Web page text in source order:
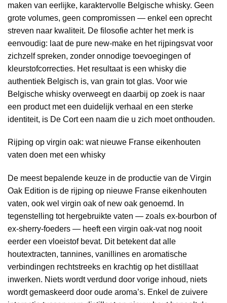
maken van eerlijke, karaktervolle Belgische whisky. Geen
grote volumes, geen compromissen — enkel een oprecht
streven naar kwaliteit. De filosofie achter het merk is
eenvoudig: laat de pure new-make en het rijpingsvat voor
zichzelf spreken, zonder onnodige toevoegingen of
kleurstofcorrecties. Het resultaat is een whisky die
authentiek Belgisch is, van grain tot glas. Voor wie
Belgische whisky overweegt en daarbij op zoek is naar
een product met een duidelijk verhaal en een sterke
identiteit, is De Cort een naam die u zich moet onthouden.
Rijping op virgin oak: wat nieuwe Franse eikenhouten
vaten doen met een whisky
De meest bepalende keuze in de productie van de Virgin
Oak Edition is de rijping op nieuwe Franse eikenhouten
vaten, ook wel virgin oak of new oak genoemd. In
tegenstelling tot hergebruikte vaten — zoals ex-bourbon of
ex-sherry-foeders — heeft een virgin oak-vat nog nooit
eerder een vloeistof bevat. Dit betekent dat alle
houtextracten, tannines, vanillines en aromatische
verbindingen rechtstreeks en krachtig op het distillaat
inwerken. Niets wordt verdund door vorige inhoud, niets
wordt gemaskeerd door oude aroma’s. Enkel de zuivere